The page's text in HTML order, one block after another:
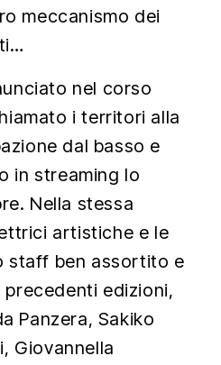
meccanismo dei
nel corso
i territori alla
dal basso e
in streaming lo
Nella stessa
artistiche e le
staff ben assortito e
edizioni,
Panzera, Sakiko
Giovannella